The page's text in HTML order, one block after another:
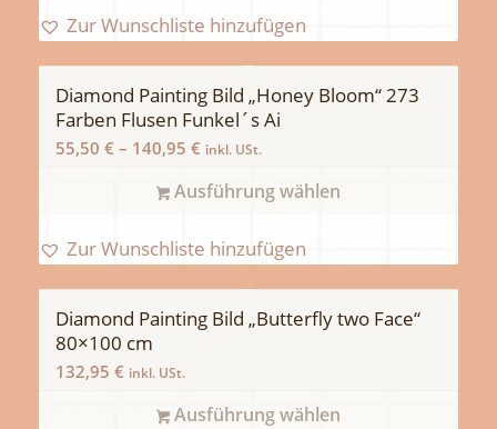
Zur Wunschliste hinzufügen
Diamond Painting Bild „Honey Bloom“ 273
Farben Flusen Funkel´s Ai
55,50 € – 140,95 € inkl. USt.
Ausführung wählen
Zur Wunschliste hinzufügen
Diamond Painting Bild „Butterfly two Face“
80×100 cm
132,95 € inkl. USt.
Ausführung wählen